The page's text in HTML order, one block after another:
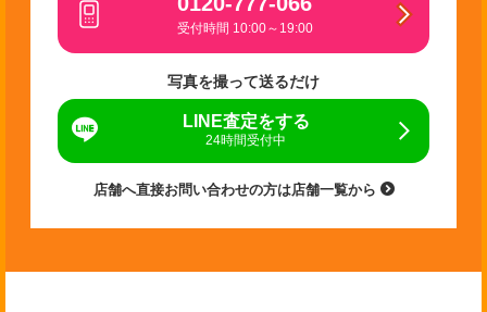
受付時間 10:00～19:00
写真を撮って送るだけ
LINE査定をする
24時間受付中
店舗へ直接お問い合わせの方は店舗一覧から